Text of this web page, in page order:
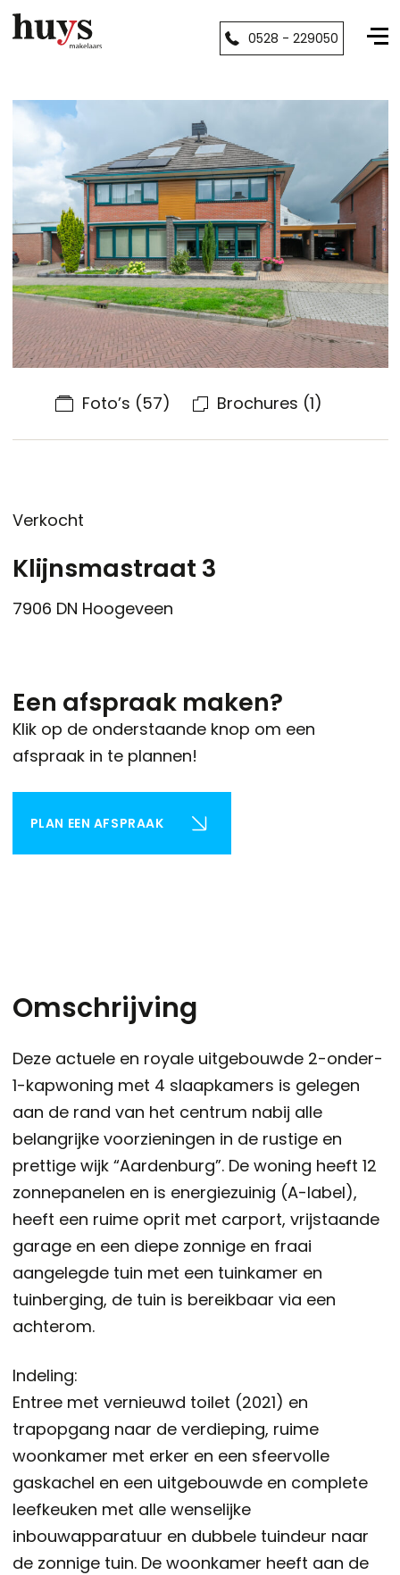
0528 - 229050
Foto’s (57) Brochures (1)
Verkocht
Klijnsmastraat 3
7906 DN Hoogeveen
Een afspraak maken?
Klik op de onderstaande knop om een
afspraak in te plannen!
PLAN EEN AFSPRAAK
Omschrijving
Deze actuele en royale uitgebouwde 2-onder-
1-kapwoning met 4 slaapkamers is gelegen
aan de rand van het centrum nabij alle
belangrijke voorzieningen in de rustige en
prettige wijk “Aardenburg”. De woning heeft 12
zonnepanelen en is energiezuinig (A-label),
heeft een ruime oprit met carport, vrijstaande
garage en een diepe zonnige en fraai
aangelegde tuin met een tuinkamer en
tuinberging, de tuin is bereikbaar via een
achterom.
Indeling:
Entree met vernieuwd toilet (2021) en
trapopgang naar de verdieping, ruime
woonkamer met erker en een sfeervolle
gaskachel en een uitgebouwde en complete
leefkeuken met alle wenselijke
inbouwapparatuur en dubbele tuindeur naar
de zonnige tuin. De woonkamer heeft aan de